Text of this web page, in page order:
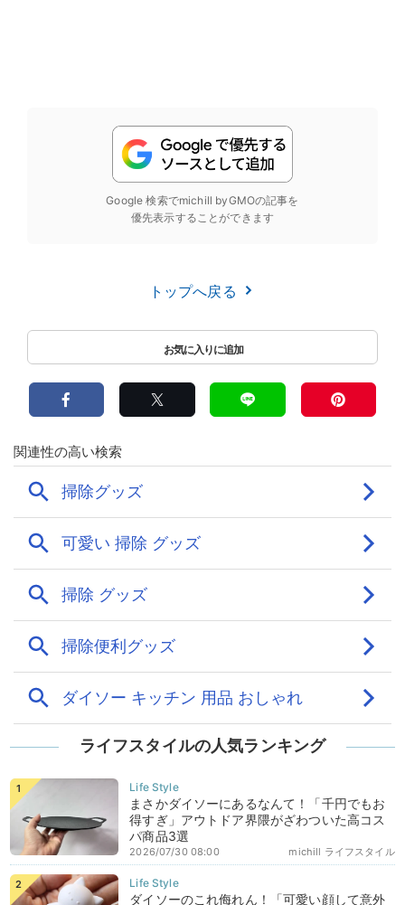
Google 検索でmichill byGMOの記事を
優先表示することができます
トップへ戻る
ライフスタイルの人気ランキング
まさかダイソーにあるなんて！「千円でもお
得すぎ」アウトドア界隈がざわついた高コス
パ商品3選
michill ライフスタイル
2026/07/30 08:00
ダイソーのこれ侮れん！「可愛い顔して意外